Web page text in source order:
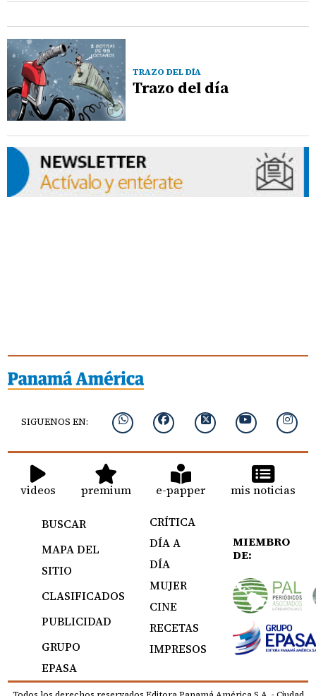
TRAZO DEL DÍA
Trazo del día
SIGUENOS EN:
videos premium e-papper mis noticias
BUSCAR
MAPA DEL
SITIO
CLASIFICADOS
PUBLICIDAD
GRUPO
EPASA
CRÍTICA
DÍA A
DÍA
MUJER
CINE
RECETAS
IMPRESOS
MIEMBRO
DE: